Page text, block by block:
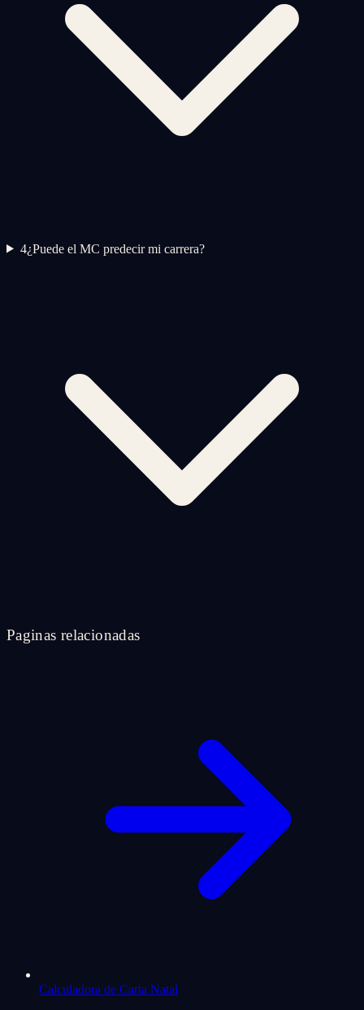
4¿Puede el MC predecir mi carrera?
Paginas relacionadas
Calculadora de Carta Natal